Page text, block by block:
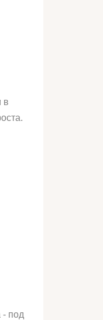
в
- под